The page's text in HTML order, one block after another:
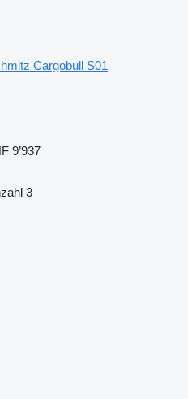
Cargobull S01
9’937
3